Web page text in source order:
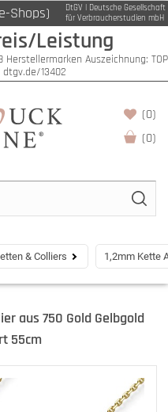
Shops)
DtGV | Deutsche Gesellschaft
für Verbraucherstudien mbH
Leistung
Auszeichnung: TOP
dtgv.de/13402
(0)
(0)
& Colliers 1,2mm Kette
aus 750 Gold Gelbgold
55cm